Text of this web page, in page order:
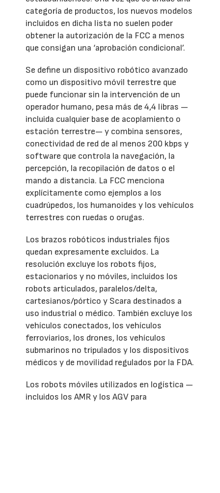
categoría de productos, los nuevos modelos
incluidos en dicha lista no suelen poder
obtener la autorización de la FCC a menos
que consigan una ‘aprobación condicional’.
Se define un dispositivo robótico avanzado
como un dispositivo móvil terrestre que
puede funcionar sin la intervención de un
operador humano, pesa más de 4,4 libras —
incluida cualquier base de acoplamiento o
estación terrestre— y combina sensores,
conectividad de red de al menos 200 kbps y
software que controla la navegación, la
percepción, la recopilación de datos o el
mando a distancia. La FCC menciona
explícitamente como ejemplos a los
cuadrúpedos, los humanoides y los vehículos
terrestres con ruedas o orugas.
Los brazos robóticos industriales fijos
quedan expresamente excluidos. La
resolución excluye los robots fijos,
estacionarios y no móviles, incluidos los
robots articulados, paralelos/delta,
cartesianos/pórtico y Scara destinados a
uso industrial o médico. También excluye los
vehículos conectados, los vehículos
ferroviarios, los drones, los vehículos
submarinos no tripulados y los dispositivos
médicos y de movilidad regulados por la FDA.
Los robots móviles utilizados en logística —
incluidos los AMR y los AGV para